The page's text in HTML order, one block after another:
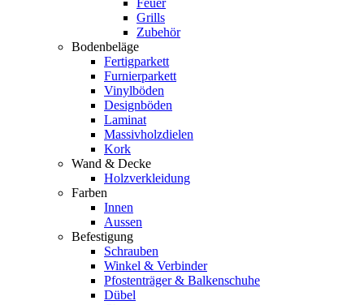
Grills
Zubehör
Bodenbeläge
Fertigparkett
Furnierparkett
Vinylböden
Designböden
Laminat
Massivholzdielen
Kork
Wand & Decke
Holzverkleidung
Farben
Innen
Aussen
Befestigung
Schrauben
Winkel & Verbinder
Pfostenträger & Balkenschuhe
Dübel